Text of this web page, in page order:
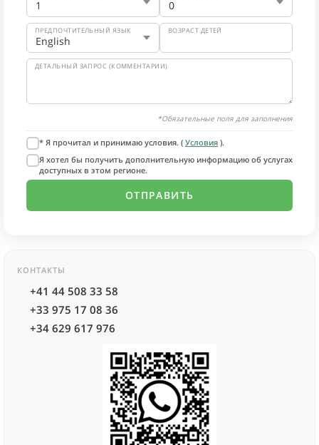
ПРЕДПОЧТИТЕЛЬНЫЙ ЯЗЫК ВОЗРАСТ ДЕТЕЙ
ДЕТАЛЬНЫЙ ЗАПРОС (КОММЕНТАРИИ)
*Обязательные поля для заполнения
* Я прочитал и принимаю условия. ( Условия ).
Я хотел бы получить дополнительную информацию об услугах
доступных в этом регионе.
КОНТАКТЫ
+41 44 508 33 58
+33 975 17 08 36
+34 629 617 976